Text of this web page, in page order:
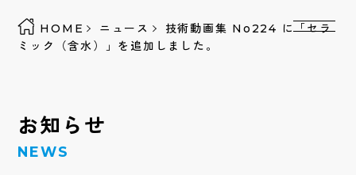
HOME ニュース
技術動画集 No224 に「セラ
ミック（含水）」を追加しました。
お知らせ
NEWS